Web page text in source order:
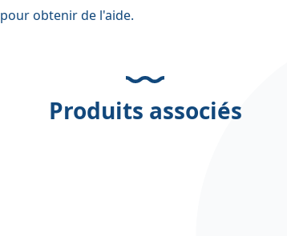
pour obtenir de l'aide.
Produits associés